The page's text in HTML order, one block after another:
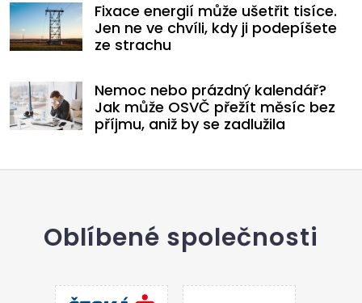
Fixace energií může ušetřit tisíce.
Jen ne ve chvíli, kdy ji podepíšete
ze strachu
Nemoc nebo prázdný kalendář?
Jak může OSVČ přežít měsíc bez
příjmu, aniž by se zadlužila
Oblíbené společnosti